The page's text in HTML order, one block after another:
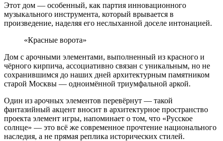
Этот дом — особенный, как партия инновационного
музыкального инструмента, который врывается в
произведение, наделяя его неслыханной доселе интонацией.
«Красные ворота»
Дом с арочными элементами, выполненный из красного и
чёрного кирпича, ассоциативно связан с уникальным, но не
сохранившимся до наших дней архитектурным памятником
старой Москвы — одноимённой триумфальной аркой.
Один из арочных элементов перевёрнут — такой
фантазийный акцент вносит в архитектурное пространство
проекта элемент игры, напоминает о том, что «Русское
солнце» — это всё же современное прочтение национального
наследия, а не прямая реплика исторических стилей.